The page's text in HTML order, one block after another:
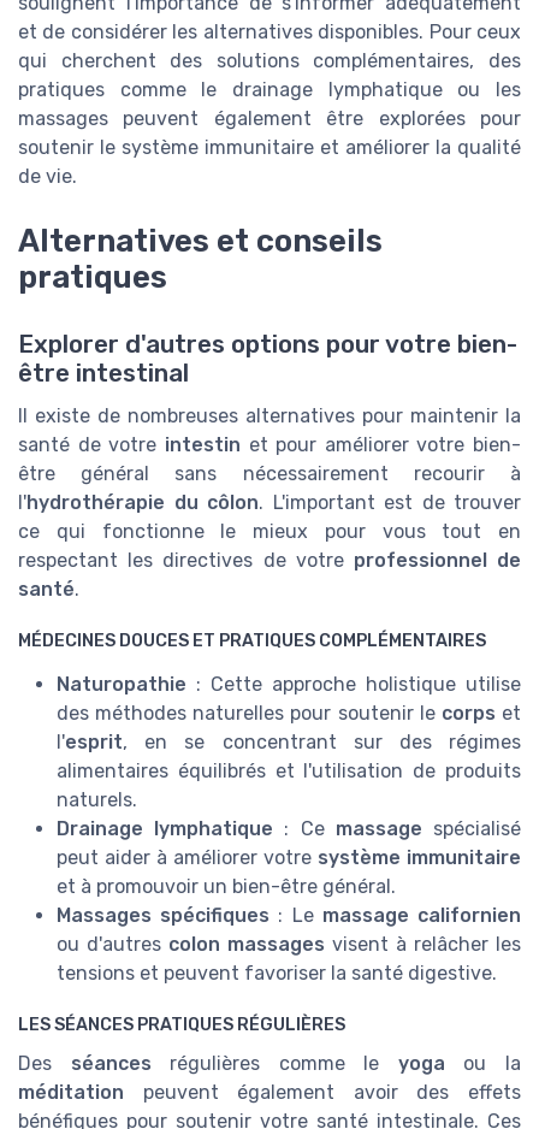
et de considérer les alternatives disponibles. Pour ceux
qui cherchent des solutions complémentaires, des
pratiques comme le drainage lymphatique ou les
massages peuvent également être explorées pour
soutenir le système immunitaire et améliorer la qualité
de vie.
Alternatives et conseils
pratiques
Explorer d'autres options pour votre bien-
être intestinal
Il existe de nombreuses alternatives pour maintenir la
santé de votre intestin et pour améliorer votre bien-
être général sans nécessairement recourir à
l'hydrothérapie du côlon. L'important est de trouver
ce qui fonctionne le mieux pour vous tout en
respectant les directives de votre professionnel de
santé.
MÉDECINES DOUCES ET PRATIQUES COMPLÉMENTAIRES
Naturopathie : Cette approche holistique utilise
des méthodes naturelles pour soutenir le corps et
l'esprit, en se concentrant sur des régimes
alimentaires équilibrés et l'utilisation de produits
naturels.
Drainage lymphatique : Ce massage spécialisé
peut aider à améliorer votre système immunitaire
et à promouvoir un bien-être général.
Massages spécifiques : Le massage californien
ou d'autres colon massages visent à relâcher les
tensions et peuvent favoriser la santé digestive.
LES SÉANCES PRATIQUES RÉGULIÈRES
Des séances régulières comme le yoga ou la
méditation peuvent également avoir des effets
bénéfiques pour soutenir votre santé intestinale. Ces